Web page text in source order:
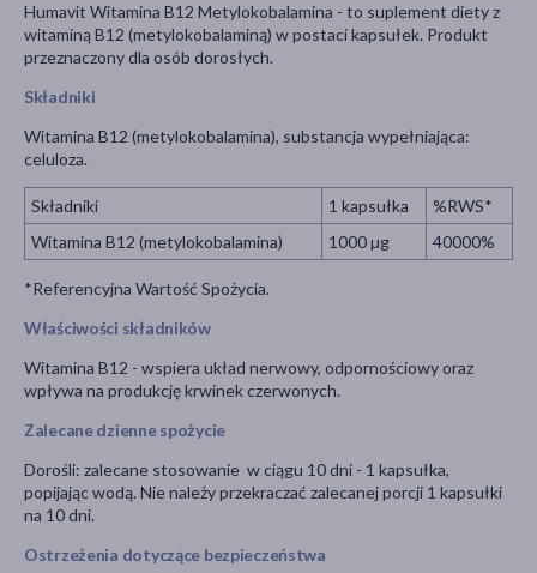
Humavit Witamina B12 Metylokobalamina - to suplement diety z
witaminą B12 (metylokobalaminą) w postaci kapsułek. Produkt
przeznaczony dla osób dorosłych.
Składniki
Witamina B12 (metylokobalamina), substancja wypełniająca:
celuloza.
Składniki 1 kapsułka
%RWS*
Witamina B12 (metylokobalamina)
1000 µg 40000%
*Referencyjna Wartość Spożycia.
Właściwości składników
Witamina B12 - wspiera układ nerwowy, odpornościowy oraz
wpływa na produkcję krwinek czerwonych.
Zalecane dzienne spożycie
Dorośli: zalecane stosowanie w ciągu 10 dni - 1 kapsułka,
popijając wodą. Nie należy przekraczać zalecanej porcji 1 kapsułki
na 10 dni.
Ostrzeżenia dotyczące bezpieczeństwa